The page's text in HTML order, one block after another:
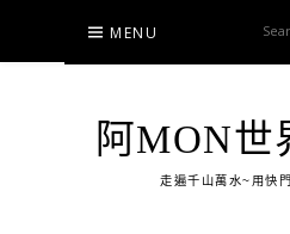
content
MENU
阿MON世
走遍千山萬水~用快